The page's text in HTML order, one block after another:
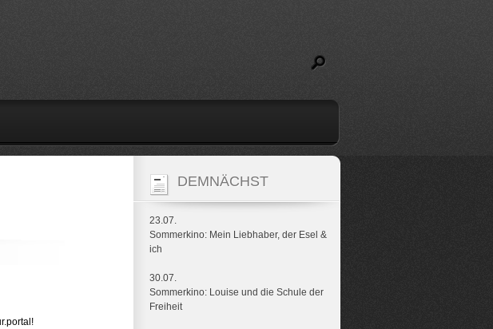
DEMNÄCHST
23.07.
Sommerkino: Mein Liebhaber, der Esel &
ich
30.07.
Sommerkino: Louise und die Schule der
Freiheit